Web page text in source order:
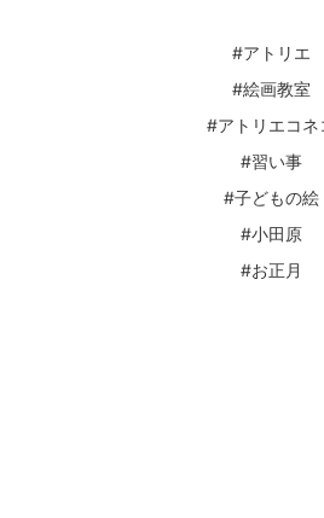
#アトリエ
#絵画教室
#アトリエコネ
#習い事
#子どもの絵
#小田原
#お正月